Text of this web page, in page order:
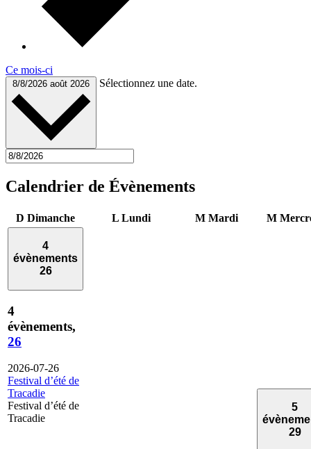
Ce mois-ci
8/8/2026 août 2026 Sélectionnez une date.
Calendrier de Évènements
D Dimanche L Lundi M Mardi M
4
évènements
26
4
évènements,
26
2026-07-26
Festival d’été de
Tracadie
Festival d’été de
Tracadie
5
29